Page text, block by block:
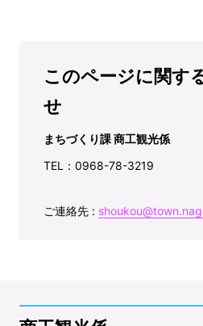
このページに関す
せ
まちづくり課 商工観光係
TEL：0968-78-3219
ご連絡先 :